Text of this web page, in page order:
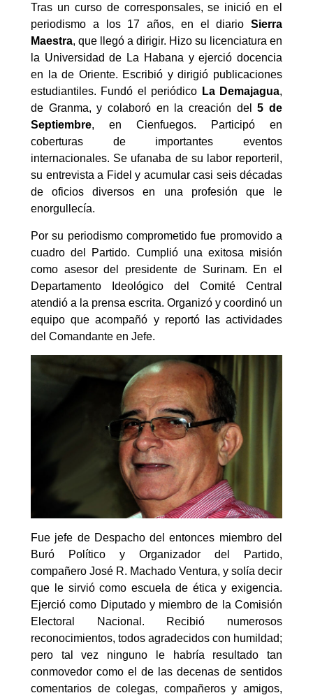
Tras un curso de corresponsales, se inició en el
periodismo a los 17 años, en el diario Sierra
Maestra, que llegó a dirigir. Hizo su licenciatura en
la Universidad de La Habana y ejerció docencia
en la de Oriente. Escribió y dirigió publicaciones
estudiantiles. Fundó el periódico La Demajagua,
de Granma, y colaboró en la creación del5 de
Septiembre, en Cienfuegos. Participó en
coberturas de importantes eventos
internacionales. Se ufanaba de su labor reporteril,
su entrevista a Fidel y acumular casi seis décadas
de oficios diversos en una profesión que le
enorgullecía.
Por su periodismo comprometido fue promovido a
cuadro del Partido. Cumplió una exitosa misión
como asesor del presidente de Surinam. En el
Departamento Ideológico del Comité Central
atendió a la prensa escrita. Organizó y coordinó un
equipo que acompañó y reportó las actividades
del Comandante en Jefe.
Fue jefe de Despacho del entonces miembro del
Buró Político y Organizador del Partido,
compañero José R. Machado Ventura, y solía decir
que le sirvió como escuela de ética y exigencia.
Ejerció como Diputado y miembro de la Comisión
Electoral Nacional. Recibió numerosos
reconocimientos, todos agradecidos con humildad;
pero tal vez ninguno le habría resultado tan
conmovedor como el de las decenas de sentidos
comentarios de colegas, compañeros y amigos,